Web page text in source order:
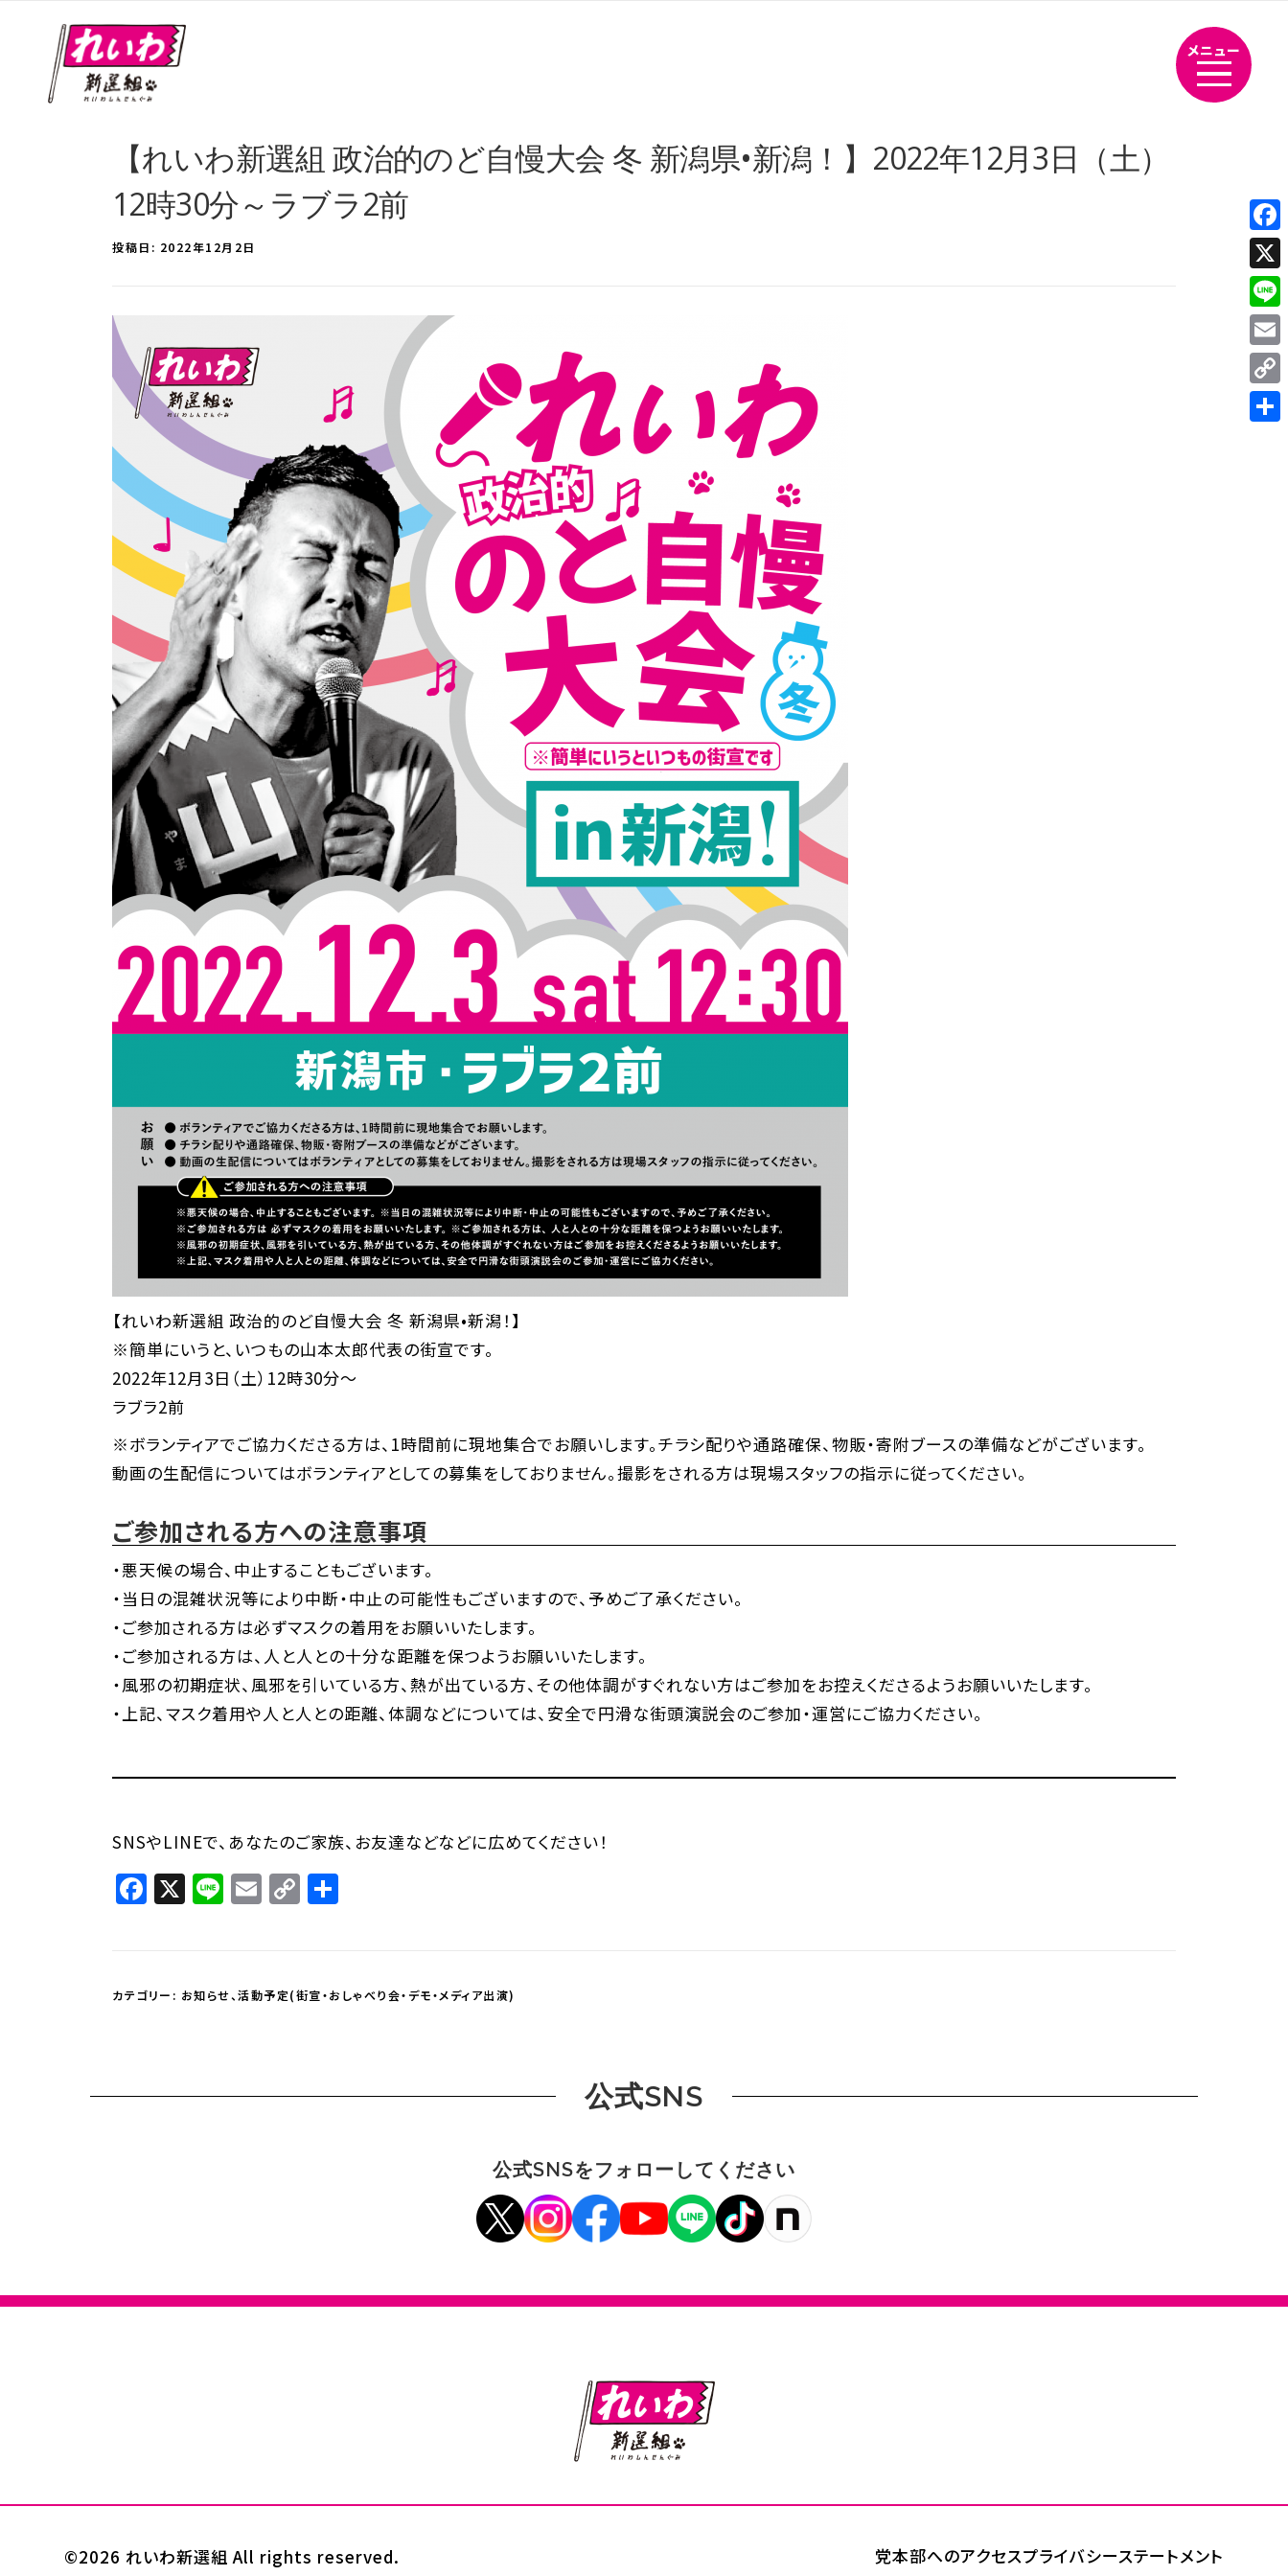
メニュー
【れいわ新選組 政治的のど自慢大会 冬 新潟県•新潟！】2022年12月3日（土）
12時30分～ラブラ2前
投稿日: 2022年12月2日
【れいわ新選組 政治的のど自慢大会 冬 新潟県•新潟！】
※簡単にいうと、いつもの山本太郎代表の街宣です。
2022年12月3日（土）12時30分～
ラブラ2前
※ボランティアでご協力くださる方は、1時間前に現地集合でお願いします。チラシ配りや通路確保、物販・寄附ブースの準備などがございます。
動画の生配信についてはボランティアとしての募集をしておりません。撮影をされる方は現場スタッフの指示に従ってください。
ご参加される方への注意事項
・悪天候の場合、中止することもございます。
・当日の混雑状況等により中断・中止の可能性もございますので、予めご了承ください。
・ご参加される方は必ずマスクの着用をお願いいたします。
・ご参加される方は、人と人との十分な距離を保つようお願いいたします。
・風邪の初期症状、風邪を引いている方、熱が出ている方、その他体調がすぐれない方はご参加をお控えくださるようお願いいたします。
・上記、マスク着用や人と人との距離、体調などについては、安全で円滑な街頭演説会のご参加・運営にご協力ください。
SNSやLINEで、あなたのご家族、お友達などなどに広めてください！
Facebook
X LineEmail
Copy
Link
カテゴリー: お知らせ、活動予定(街宣・おしゃべり会・デモ・メディア出演)
公式SNS
公式SNSをフォローしてください
党本部へのアクセスプライバシーステートメント
©2026 れいわ新選組 All rights reserved.
X
Line
Link